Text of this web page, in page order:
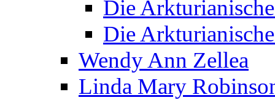
Die
Die
Wendy Ann Zellea
Linda Mary